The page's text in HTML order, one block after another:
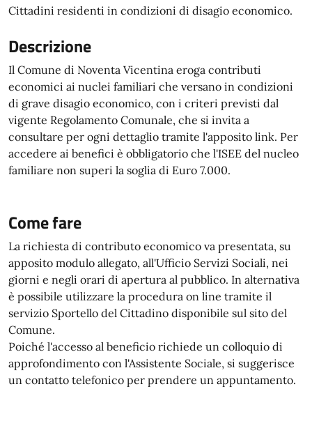
Cittadini residenti in condizioni di disagio economico.
Descrizione
Il Comune di Noventa Vicentina eroga contributi
economici ai nuclei familiari che versano in condizioni
di grave disagio economico, con i criteri previsti dal
vigente Regolamento Comunale, che si invita a
consultare per ogni dettaglio tramite l'apposito link. Per
accedere ai benefici è obbligatorio che l'ISEE del nucleo
familiare non superi la soglia di Euro 7.000.
Come fare
La richiesta di contributo economico va presentata, su
apposito modulo allegato, all'Ufficio Servizi Sociali, nei
giorni e negli orari di apertura al pubblico. In alternativa
è possibile utilizzare la procedura on line tramite il
servizio Sportello del Cittadino disponibile sul sito del
Comune.
Poiché l'accesso al beneficio richiede un colloquio di
approfondimento con l'Assistente Sociale, si suggerisce
un contatto telefonico per prendere un appuntamento.